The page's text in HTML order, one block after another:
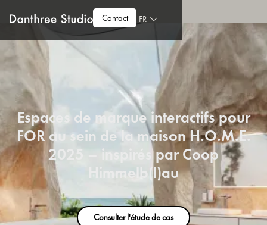
Contact FR
Espaces de marque interactifs pour
FOR au sein de la maison H.O.M.E.
2025 – inspirés par Coop
Himmelb(l)au
Consulter l'étude de cas